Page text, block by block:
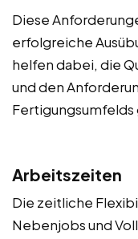
Diese
erfolgreiche
helfen dabei, die
und den
Arbeitszeiten
Die zeitliche
Nebenjobs und